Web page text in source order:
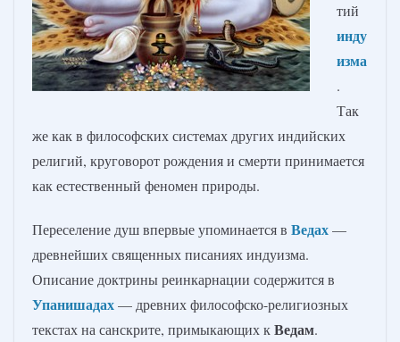
тий
инду
изма
.
Так
же как в философских системах других индийских
религий, круговорот рождения и смерти принимается
как естественный феномен природы.
Переселение душ впервые упоминается в Ведах—
древнейших священных писаниях индуизма.
Описание доктрины реинкарнации содержится в
Упанишадах— древних философско-религиозных
текстах на санскрите, примыкающих кВедам.